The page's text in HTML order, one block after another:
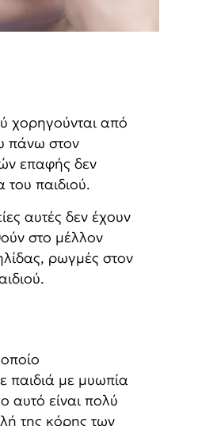
χορηγούνται από
πάνω στον
επαφής δεν
του παιδιού.
αυτές δεν έχουν
στο μέλλον
ρωγμές στον
παιδιά με μυωπία
αυτό είναι πολύ
της κόρης των